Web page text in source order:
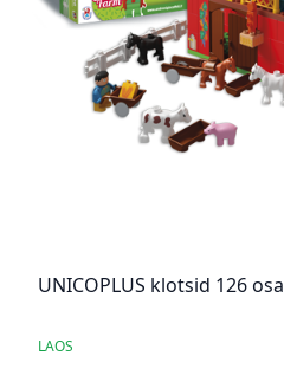
UNICOPLUS klotsid 126 osa
LAOS